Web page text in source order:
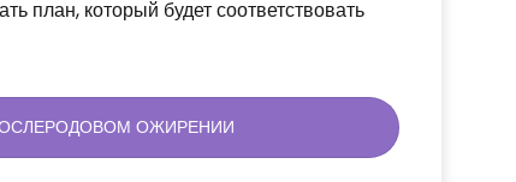
план, который будет соответствовать
ОЖИРЕНИИ